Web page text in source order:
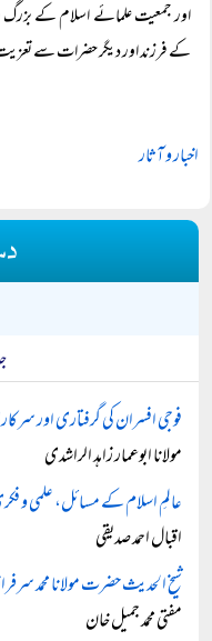
اور جمعیت علمائے اسلام کے بزرگ
کے فرزند اور دیگر حضرات سے
اخبار و آثار
جلد
فوجی افسران کی گرفتاری اور
مولانا ابوعمار زاہد الراشدی
عالمِ اسلام کے مسائل، علمی و
اقبال احمد صدیقی
شیخ الحدیث حضرت مولانا محمد
مفتی محمد جمیل خان